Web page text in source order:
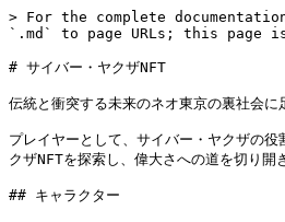
> For the complete
`.md` to page URLs; this page
# サイバー・ヤクザNFT
伝統と衝突する未来のネオ東京の裏社会に
プレイヤーとして、サイバー・ヤクザの
クザNFTを探索し、偉大さへの道を切り開
## キャラクター